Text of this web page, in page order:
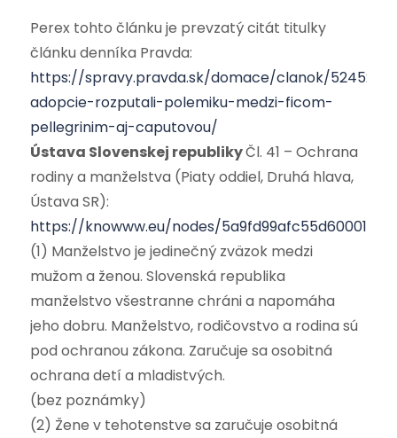
Perex tohto článku je prevzatý citát titulky
článku denníka Pravda:
https://spravy.pravda.sk/domace/clanok/524529-
adopcie-rozputali-polemiku-medzi-ficom-
pellegrinim-aj-caputovou/
Ústava Slovenskej republikyČl. 41 – Ochrana
rodiny a manželstva (Piaty oddiel, Druhá hlava,
Ústava SR):
https://knowww.eu/nodes/
(1) Manželstvo je jedinečný zväzok medzi
mužom a ženou. Slovenská republika
manželstvo všestranne chráni a napomáha
jeho dobru. Manželstvo, rodičovstvo a rodina sú
pod ochranou zákona. Zaručuje sa osobitná
ochrana detí a mladistvých.
(bez poznámky)
(2) Žene v tehotenstve sa zaručuje osobitná